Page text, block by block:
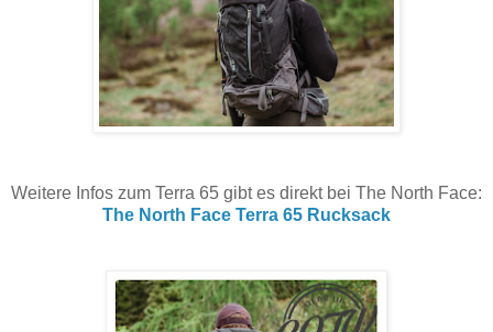
Weitere Infos zum Terra 65 gibt es direkt bei The North Face:
The North Face Terra 65 Rucksack